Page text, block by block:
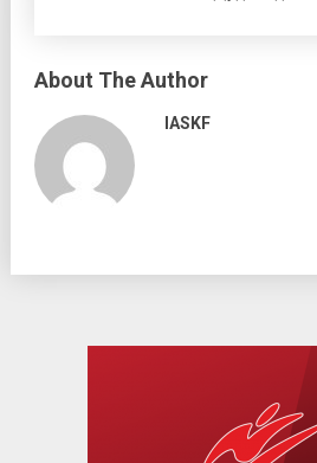
About The Author
IASKF